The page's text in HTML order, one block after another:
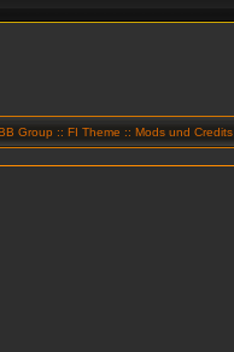
Group :: FI Theme :: Mods und Credits